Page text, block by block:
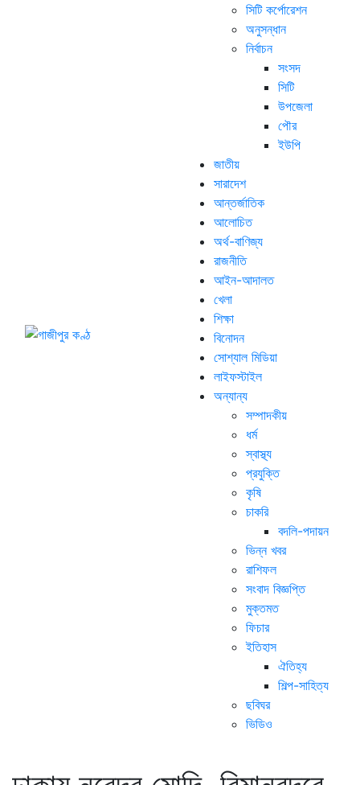
সিটি কর্পোরেশন
অনুসন্ধান
নির্বাচন
সংসদ
সিটি
উপজেলা
পৌর
ইউপি
জাতীয়
সারাদেশ
আন্তর্জাতিক
আলোচিত
অর্থ-বাণিজ্য
রাজনীতি
আইন-আদালত
খেলা
শিক্ষা
বিনোদন
সোশ্যাল মিডিয়া
লাইফস্টাইল
অন্যান্য
সম্পাদকীয়
ধর্ম
স্বাস্থ্য
প্রযুক্তি
কৃষি
চাকরি
বদলি-পদায়ন
ভিন্ন খবর
রাশিফল
সংবাদ বিজ্ঞপ্তি
মুক্তমত
ফিচার
ইতিহাস
ঐতিহ্য
শিল্প-সাহিত্য
ছবিঘর
ভিডিও